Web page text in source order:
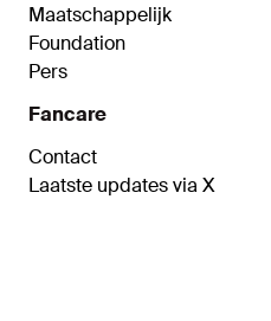
Maatschappelijk
Foundation
Pers
Fancare
Contact
Laatste updates via X